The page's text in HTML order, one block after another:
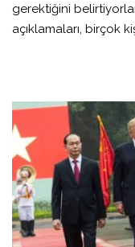
gerektiğini
açıklamaları, birçok